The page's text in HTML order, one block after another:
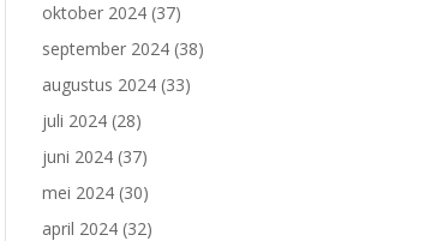
oktober 2024 (37)
september 2024 (38)
augustus 2024 (33)
juli 2024 (28)
juni 2024 (37)
mei 2024 (30)
april 2024 (32)